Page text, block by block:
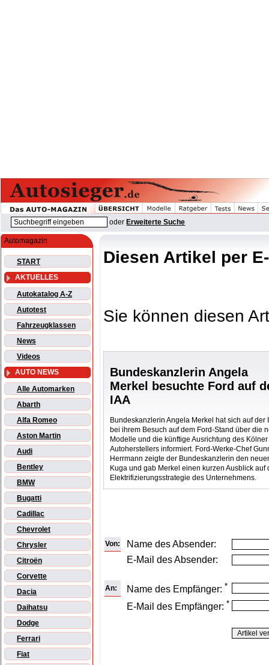
oder Erweiterte Suche
Automagazin
START
AKTUELLES
Autokatalog A-Z
Autotest
Fahrzeugklassen
News
Videos
AUTO NEWS
Alle Automarken
Abarth
Alfa Romeo
Aston Martin
Audi
Bentley
BMW
Bugatti
Cadillac
Chevrolet
Chrysler
Citroën
Corvette
Dacia
Daihatsu
Dodge
Ferrari
Fiat
Diesen Artikel per
Sie können diesen
Bundeskanzlerin Angela
Merkel besuchte Ford auf
IAA
Bundeskanzlerin Angela Merkel hat sich auf der
bei ihrem Besuch auf dem Ford-Stand über die
Modelle und die künftige Ausrichtung des Kölner
Autoherstellers informiert. Ford-Werke-Chef
Herrmann zeigte der Bundeskanzlerin den
Kuga und gab Merkel einen kurzen Ausblick auf
Elektrifizierungsstrategie des Unternehmens.
Von:
Name des Absender:
E-Mail des Absender:
An: Name des Empfänger: *
E-Mail des Empfänger: *